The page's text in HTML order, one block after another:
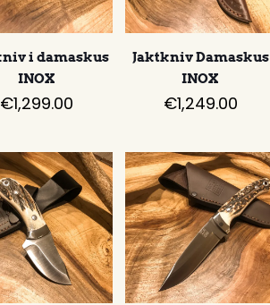
i damaskus
INOX
€1,299.00
Jaktkniv Damaskus
INOX
€1,249.00